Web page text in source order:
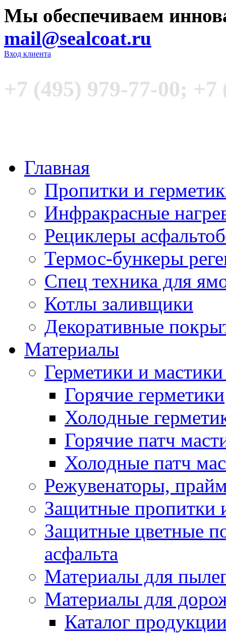
Мы обеспечиваем
mail@sealcoat.ru
Вход клиента
+7 (495) 979-77-00; +7
Главная
Пропитки и
Инфракрасные
Рециклеры
Термос-бункеры
Спец техника для
Котлы заливщики
Декоративные
Материалы
Герметики и
Горячие герметики
Холодные
Горячие патч
Холодные патч
Режувенаторы,
Защитные пропитки
Защитные цветные
асфальта
Материалы для
Материалы для
Каталог